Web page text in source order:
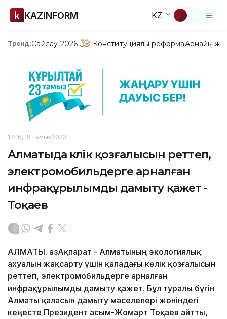
KAZINFORM KZ
Тренд:Сайлау-2026 Конституциялық реформаАрнайы
17:16, 18 Тамыз 2023
Алматыда көлік қозғалысын реттеп,
электромобильдерге арналған
инфрақұрылымды дамыту қажет -
Тоқаев
АЛМАТЫ. ҚазАқпарат - Алматының экологиялық
ахуалын жақсарту үшін қаладағы көлік қозғалысын
реттеп, электромобильдерге арналған
инфрақұрылымды дамыту қажет. Бұл туралы бүгін
Алматы қаласын дамыту мәселелері жөніндегі
кеңесте Президент Қасым-Жомарт Тоқаев айтты,